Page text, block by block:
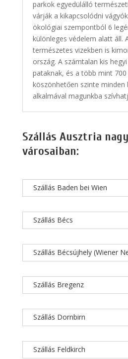
parkok egyedülálló
várják a kikapcsolódni
ökológiai szempontból 6
különleges védelem alatt áll.
természetes vizekben is
ország. A számtalan kis
pataknak, és a több mint 700
köszönhetően szinte minden
alkalmával magunkba
Szállás Ausztria
városaiban:
Szállás Baden bei Wien
Szállás Bécs
Szállás Bécsújhely (Wiener
Szállás Bregenz
Szállás Dornbirn
Szállás Feldkirch